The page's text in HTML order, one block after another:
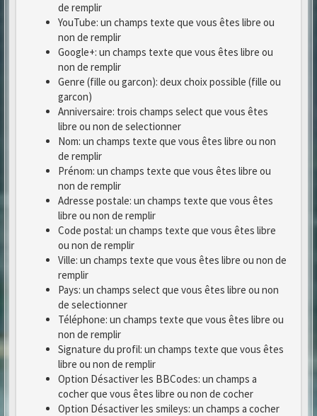
de remplir
YouTube: un champs texte que vous êtes libre ou
non de remplir
Google+: un champs texte que vous êtes libre ou
non de remplir
Genre (fille ou garcon): deux choix possible (fille ou
garcon)
Anniversaire: trois champs select que vous êtes
libre ou non de selectionner
Nom: un champs texte que vous êtes libre ou non
de remplir
Prénom: un champs texte que vous êtes libre ou
non de remplir
Adresse postale: un champs texte que vous êtes
libre ou non de remplir
Code postal: un champs texte que vous êtes libre
ou non de remplir
Ville: un champs texte que vous êtes libre ou non de
remplir
Pays: un champs select que vous êtes libre ou non
de selectionner
Téléphone: un champs texte que vous êtes libre ou
non de remplir
Signature du profil: un champs texte que vous êtes
libre ou non de remplir
Option Désactiver les BBCodes: un champs a
cocher que vous êtes libre ou non de cocher
Option Désactiver les smileys: un champs a cocher